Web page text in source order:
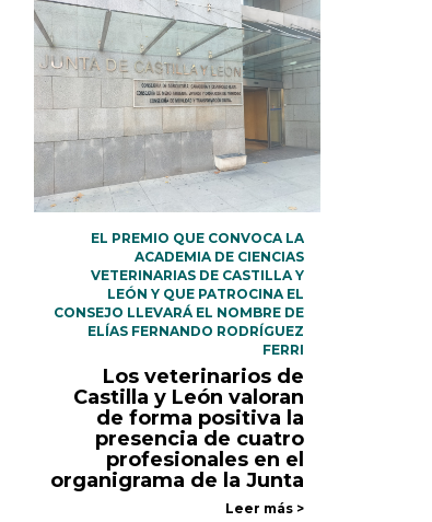
EL PREMIO QUE CONVOCA LA
ACADEMIA DE CIENCIAS
VETERINARIAS DE CASTILLA Y
LEÓN Y QUE PATROCINA EL
CONSEJO LLEVARÁ EL NOMBRE DE
ELÍAS FERNANDO RODRÍGUEZ
FERRI
Los veterinarios de
Castilla y León valoran
de forma positiva la
presencia de cuatro
profesionales en el
organigrama de la Junta
Leer más >